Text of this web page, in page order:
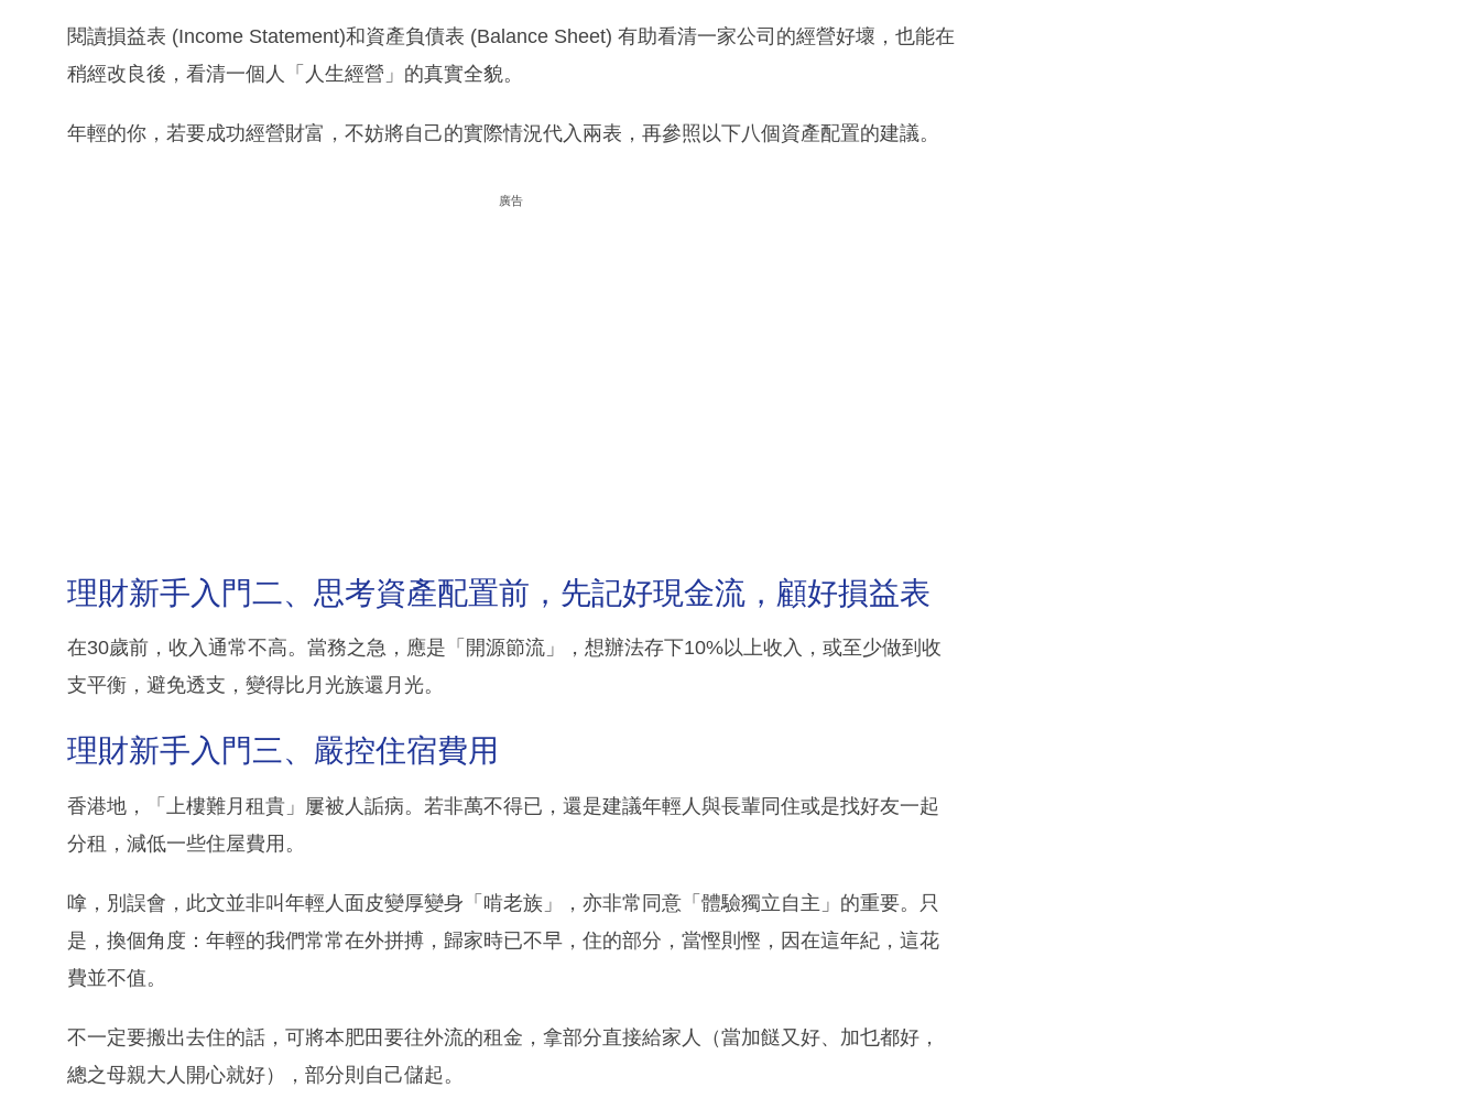
閱讀損益表 (Income Statement)和資產負債表 (Balance Sheet) 有助看清一家公司的經營好壞，也能在
稍經改良後，看清一個人「人生經營」的真實全貌。
年輕的你，若要成功經營財富，不妨將自己的實際情況代入兩表，再參照以下八個資產配置的建議。
廣告
理財新手入門二、思考資產配置前，先記好現金流，顧好損益表
在30歲前，收入通常不高。當務之急，應是「開源節流」，想辦法存下10%以上收入，或至少做到收
支平衡，避免透支，變得比月光族還月光。
理財新手入門三、嚴控住宿費用
香港地，「上樓難月租貴」屢被人詬病。若非萬不得已，還是建議年輕人與長輩同住或是找好友一起
分租，減低一些住屋費用。
嗱，別誤會，此文並非叫年輕人面皮變厚變身「啃老族」，亦非常同意「體驗獨立自主」的重要。只
是，換個角度：年輕的我們常常在外拼搏，歸家時已不早，住的部分，當慳則慳，因在這年紀，這花
費並不值。
不一定要搬出去住的話，可將本肥田要往外流的租金，拿部分直接給家人（當加餸又好、加乜都好，
總之母親大人開心就好），部分則自己儲起。